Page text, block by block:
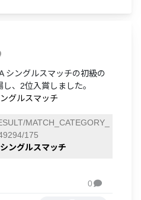
ングルスマッチの初級の
、2位入賞しました。
グルスマッチ
MATCH_CATEGORY_
175
ングルスマッチ
0